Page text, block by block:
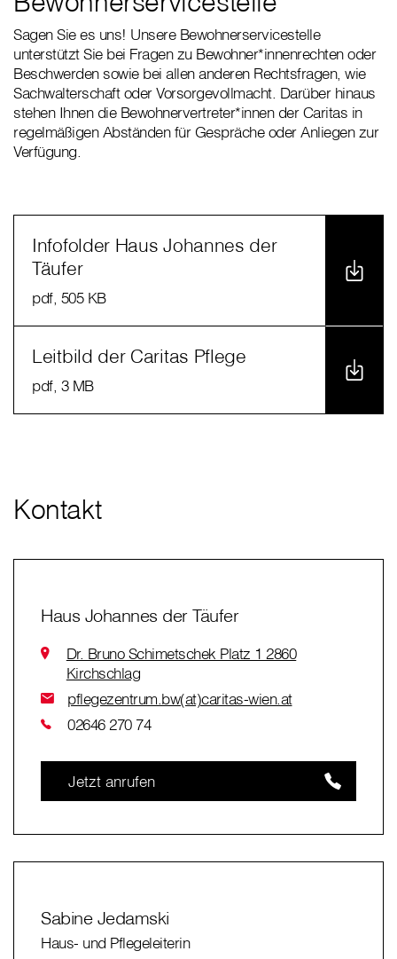
Sagen Sie es uns! Unsere Bewohnerservicestelle
unterstützt Sie bei Fragen zu Bewohner*innenrechten oder
Beschwerden sowie bei allen anderen Rechtsfragen, wie
Sachwalterschaft oder Vorsorgevollmacht. Darüber hinaus
stehen Ihnen die Bewohnervertreter*innen der Caritas in
regelmäßigen Abständen für Gespräche oder Anliegen zur
Verfügung.
Infofolder Haus Johannes der
Täufer
pdf, 505 KB
Leitbild der Caritas Pflege
pdf, 3 MB
Kontakt
Haus Johannes der Täufer
Dr. Bruno Schimetschek Platz 1 2860
Kirchschlag
pflegezentrum.bw(at)caritas-wien.at
02646 270 74
Jetzt anrufen
Sabine Jedamski
Haus- und Pflegeleiterin